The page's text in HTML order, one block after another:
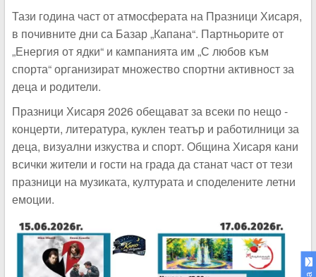
Тази година част от атмосферата на Празници Хисаря,
в почивните дни са Базар „Капана“. Партньорите от
„Енергия от ядки“ и кампанията им „С любов към
спорта“ организират множество спортни активност за
деца и родители.
Празници Хисаря 2026 обещават за всеки по нещо -
концерти, литература, куклен театър и работилници за
деца, визуални изкуства и спорт. Община Хисаря кани
всички жители и гости на града да станат част от тези
празници на музиката, културата и споделените летни
емоции.